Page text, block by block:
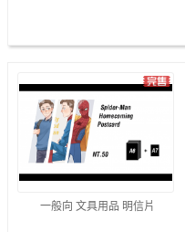
一般向 文具用品 明信片